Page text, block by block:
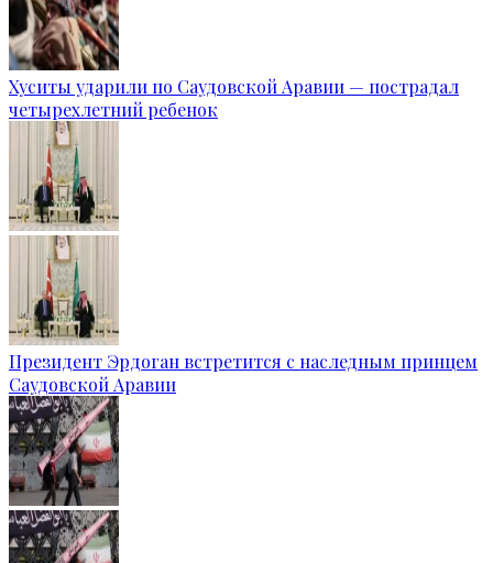
Хуситы ударили по Саудовской Аравии — пострадал
четырехлетний ребенок
Президент Эрдоган встретится с наследным принцем
Саудовской Аравии